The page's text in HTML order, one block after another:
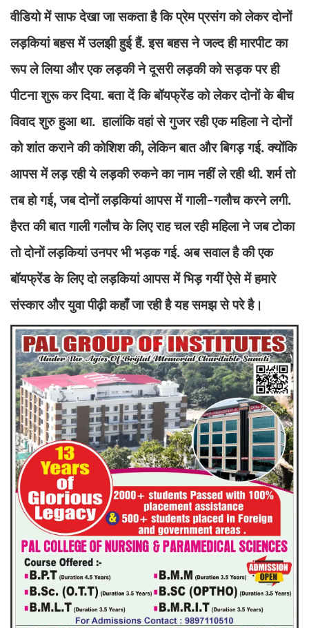
वीडियो में साफ देखा जा सकता है कि प्रेम प्रसंग को लेकर दोनों
लड़कियां बहस में उलझी हुई हैं. इस बहस ने जल्द ही मारपीट का
रूप ले लिया और एक लड़की ने दूसरी लड़की को सड़क पर ही
पीटना शुरू कर दिया. बता दें कि बॉयफ्रेंड को लेकर दोनों के बीच
विवाद शुरु हुआ था. हालांकि वहां से गुजर रही एक महिला ने दोनों
को शांत कराने की कोशिश की, लेकिन बात और बिगड़ गई. क्योंकि
आपस में लड़ रही ये लड़की रुकने का नाम नहीं ले रही थी. शर्म तो
तब हो गई, जब दोनों लड़कियां आपस में गाली-गलौच करने लगी.
हैरत की बात गाली गलौच के लिए राह चल रही महिला ने जब टोका
तो दोनों लड़कियां उनपर भी भड़क गई. अब सवाल है की एक
बॉयफ्रेंड के लिए दो लड़कियां आपस में भिड़ गयीं ऐसे में हमारे
संस्कार और युवा पीढ़ी कहाँ जा रही है यह समझ से परे है।